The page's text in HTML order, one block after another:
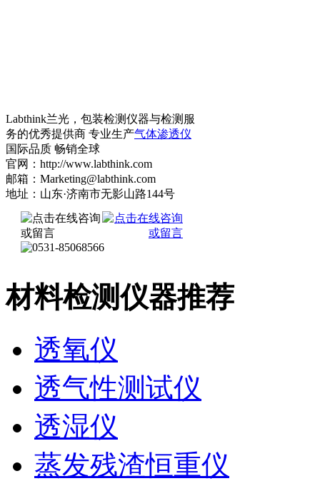
Labthink兰光，包装检测仪器与检测服
务的优秀提供商 专业生产气体渗透仪
国际品质 畅销全球
官网：http://www.labthink.com
邮箱：Marketing@labthink.com
地址：山东·济南市无影山路144号
材料检测仪器推荐
透氧仪
透气性测试仪
透湿仪
蒸发残渣恒重仪